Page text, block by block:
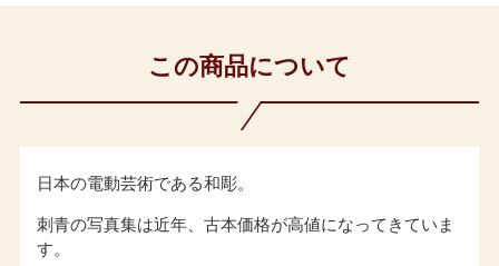
この商品について
日本の電動芸術である和彫。
刺青の写真集は近年、古本価格が高値になってきていま
す。